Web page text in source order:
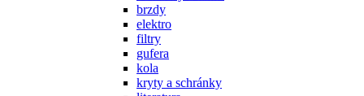
brzdy
elektro
filtry
gufera
kola
kryty a schránky